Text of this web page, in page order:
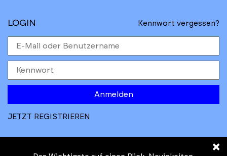
LOGIN Kennwort vergessen?
Anmelden
JETZT REGISTRIEREN
×